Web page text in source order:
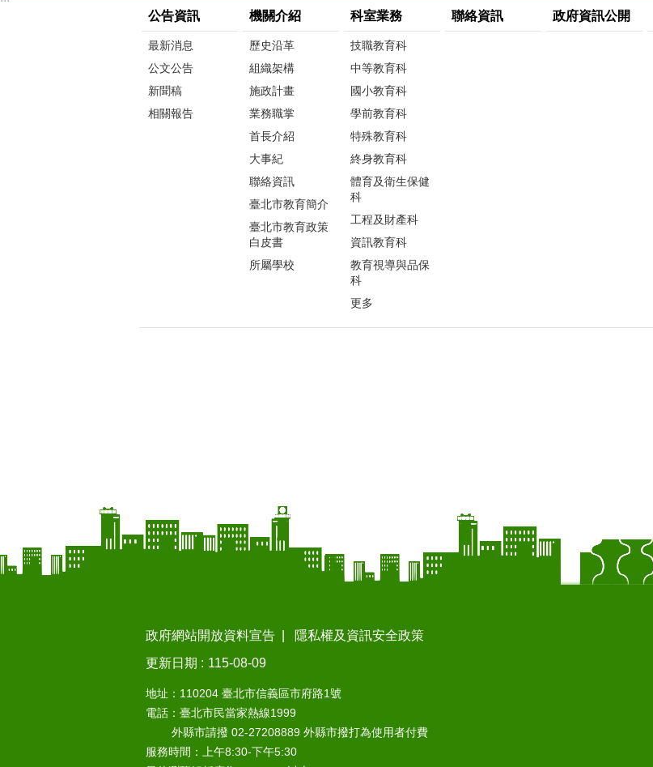
公告資訊
最新消息
公文公告
新聞稿
相關報告
機關介紹
歷史沿革
組織架構
施政計畫
業務職掌
首長介紹
大事紀
聯絡資訊
臺北市教育簡介
臺北市教育政策
白皮書
所屬學校
科室業務
技職教育科
中等教育科
國小教育科
學前教育科
特殊教育科
終身教育科
體育及衛生保健
科
工程及財產科
資訊教育科
教育視導與品保
科
更多
聯絡資訊 政府資訊公開
政府網站開放資料宣告
隱私權及資訊安全政策
更新日期
115-08-09
地址：110204 臺北市信義區市府路1號
電話：臺北市民當家熱線1999
外縣市請撥 02-27208889 外縣市撥打為使用者付費
服務時間：上午8:30-下午5:30